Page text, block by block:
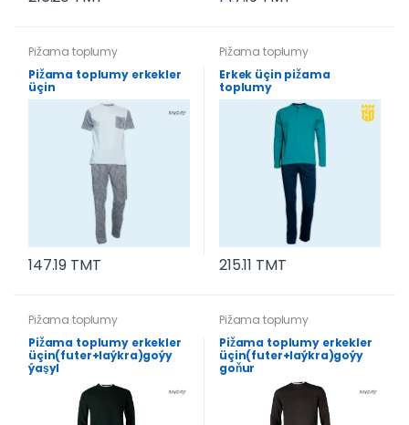
Pižama toplumy
Pižama toplumy erkekler
üçin
147.19 TMT
Pižama toplumy
Erkek üçin pižama
toplumy
215.11 TMT
Pižama toplumy
Pižama toplumy erkekler
üçin(futer+laýkra)goýy
ýaşyl
Pižama toplumy
Pižama toplumy erkekler
üçin(futer+laýkra)goýy
goňur